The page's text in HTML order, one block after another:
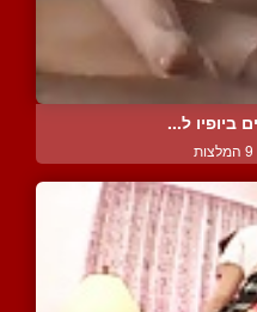
ביופיו ל...
9 המלצות